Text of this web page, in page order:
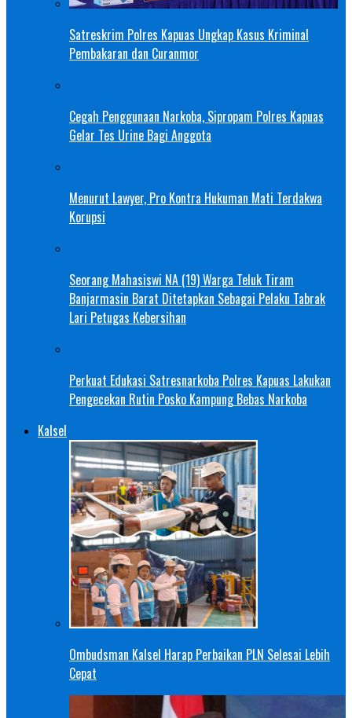
Satreskrim Polres Kapuas Ungkap Kasus Kriminal
Pembakaran dan Curanmor
Cegah Penggunaan Narkoba, Sipropam Polres Kapuas
Gelar Tes Urine Bagi Anggota
Menurut Lawyer, Pro Kontra Hukuman Mati Terdakwa
Korupsi
Seorang Mahasiswi NA (19) Warga Teluk Tiram
Banjarmasin Barat Ditetapkan Sebagai Pelaku Tabrak
Lari Petugas Kebersihan
Perkuat Edukasi Satresnarkoba Polres Kapuas Lakukan
Pengecekan Rutin Posko Kampung Bebas Narkoba
Kalsel
Ombudsman Kalsel Harap Perbaikan PLN Selesai Lebih
Cepat